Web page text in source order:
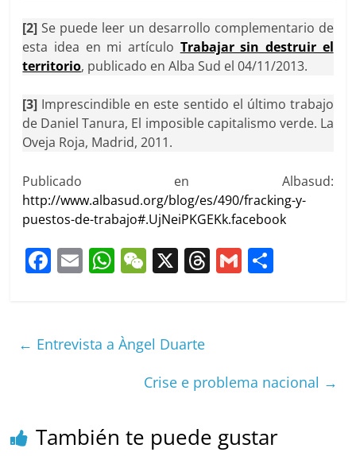
[2] Se puede leer un desarrollo complementario de
esta idea en mi artículo Trabajar sin destruir el
territorio, publicado en Alba Sud el 04/11/2013.
[3] Imprescindible en este sentido el último trabajo
de Daniel Tanura, El imposible capitalismo verde. La
Oveja Roja, Madrid, 2011.
Publicado en Albasud:
http://www.albasud.org/blog/es/490/fracking-y-
puestos-de-trabajo#.UjNeiPKGEKk.facebook
F
e
k
E
l
W
s
W
h
X T
s
G
tir
← Entrevista a Àngel Duarte
Crise e problema nacional →
También te puede gustar